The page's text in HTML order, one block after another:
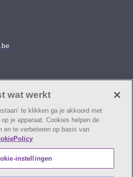
wat werkt
te klikken ga je akkoord met
je apparaat. Cookies helpen de
en te verbeteren op basis van
instellingen